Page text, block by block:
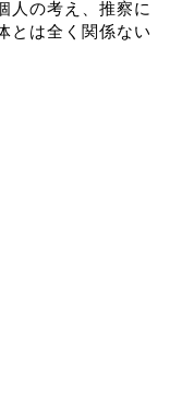
人の考え、推察に
とは全く関係ない